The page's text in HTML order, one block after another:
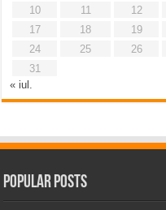
10
11 12
17
18 19
24
25 26
31
« iul.
Popular Posts